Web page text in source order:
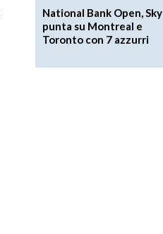
National Bank Open, Sky
punta su Montreal e
Toronto con 7 azzurri